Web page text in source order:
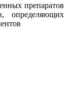
препаратов
определяющих